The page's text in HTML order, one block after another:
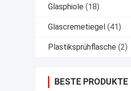
Glasphiole (18)
Glascremetiegel (41)
Plastiksprühflasche (2)
BESTE PRODUKTE